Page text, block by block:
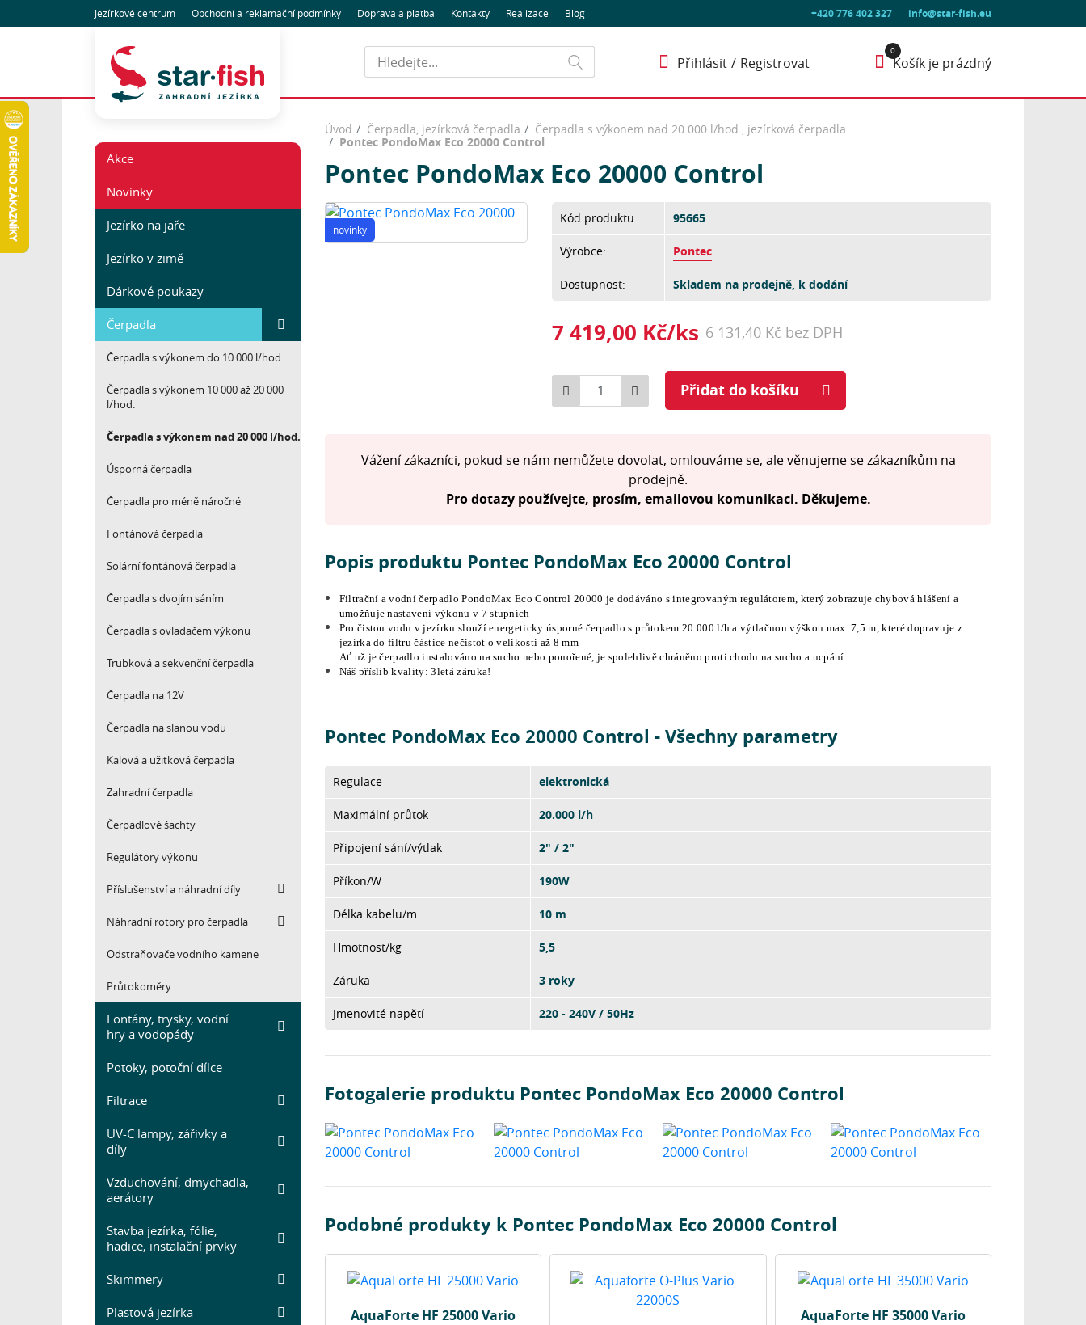
+420 776 402 327 info@star-fish.eu
Jezírkové centrum Obchodnía reklamační podmínky Doprava a platba Kontakty Realizace Blog
Hledat
Přihlásit Registrovat Košík je prázdný
Akce
Novinky
Jezírko na jaře
Jezírko v zimě
Dárkové poukazy
Čerpadla
Čerpadla s výkonem do 10 000 l/hod.
Čerpadla s výkonem 10 000 až 20 000
l/hod.
Čerpadla s výkonem nad 20 000 l/hod.
Úsporná čerpadla
Čerpadla pro méně náročné
Fontánová čerpadla
Solární fontánová čerpadla
Čerpadla s dvojím sáním
Čerpadla s ovladačem výkonu
Trubková a sekvenční čerpadla
Čerpadla na 12V
Čerpadla na slanou vodu
Kalová a užitková čerpadla
Zahradní čerpadla
Čerpadlové šachty
Regulátory výkonu
Příslušenství a náhradní díly
Náhradní rotory pro čerpadla
Odstraňovače vodního kamene
Průtokoměry
Fontány, trysky, vodní
hry a vodopády
Potoky, potoční dílce
Filtrace
UV-C lampy, zářivky a
díly
Vzduchování, dmychadla,
aerátory
Stavba jezírka, fólie,
hadice, instalační prvky
Skimmery
Plastová jezírka
Úvod Čerpadla, jezírková čerpadla
Čerpadla s výkonem nad 20 000 l/hod., jezírková čerpadla
Pontec PondoMax Eco 20000 Control
Pontec PondoMax Eco 20000 Control
novinky
Kód produktu: 95665
Výrobce: Pontec
Dostupnost: Skladem na prodejně, k dodání
7 419,00 Kč/ks 6 131,40 Kč bez DPH
Počet Přidat do košíku
Vážení zákazníci, pokud se nám nemůžete dovolat, omlouváme se, ale věnujeme se zákazníkům na
prodejně.
Pro dotazy používejte, prosím, emailovou komunikaci. Děkujeme.
Popis produktu Pontec PondoMax Eco 20000 Control
Filtrační a vodní čerpadlo PondoMax Eco Control 20000 je dodáváno s integrovaným regulátorem, který zobrazuje chybová hlášení a
umožňuje nastavení výkonu v 7 stupních
Pro čistou vodu v jezírku slouží energeticky úsporné čerpadlo s průtokem 20 000 l/h a výtlačnou výškou max. 7,5 m, které dopravuje z
jezírka do filtru částice nečistot o velikosti až 8 mm
Ať už je čerpadlo instalováno na sucho nebo ponořené, je spolehlivě chráněno proti chodu na sucho a ucpání
Náš příslib kvality: 3letá záruka!
Pontec PondoMax Eco 20000 Control - Všechny parametry
Regulace elektronická
Maximální průtok 20.000 l/h
Připojení sání/výtlak 2" / 2"
Příkon/W 190W
Délka kabelu/m 10 m
Hmotnost/kg 5,5
Záruka 3 roky
Jmenovité napětí 220 - 240V / 50Hz
Fotogalerie produktu Pontec PondoMax Eco 20000 Control
Podobné produkty k Pontec PondoMax Eco 20000 Control
AquaForte HF 25000 Vario AquaForte HF 35000 Vario